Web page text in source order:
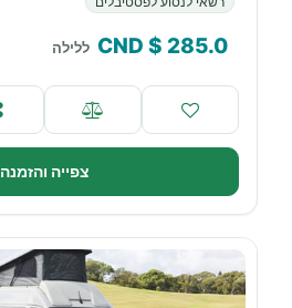
285.0
$ CND ללילה
צפייה והזמנה